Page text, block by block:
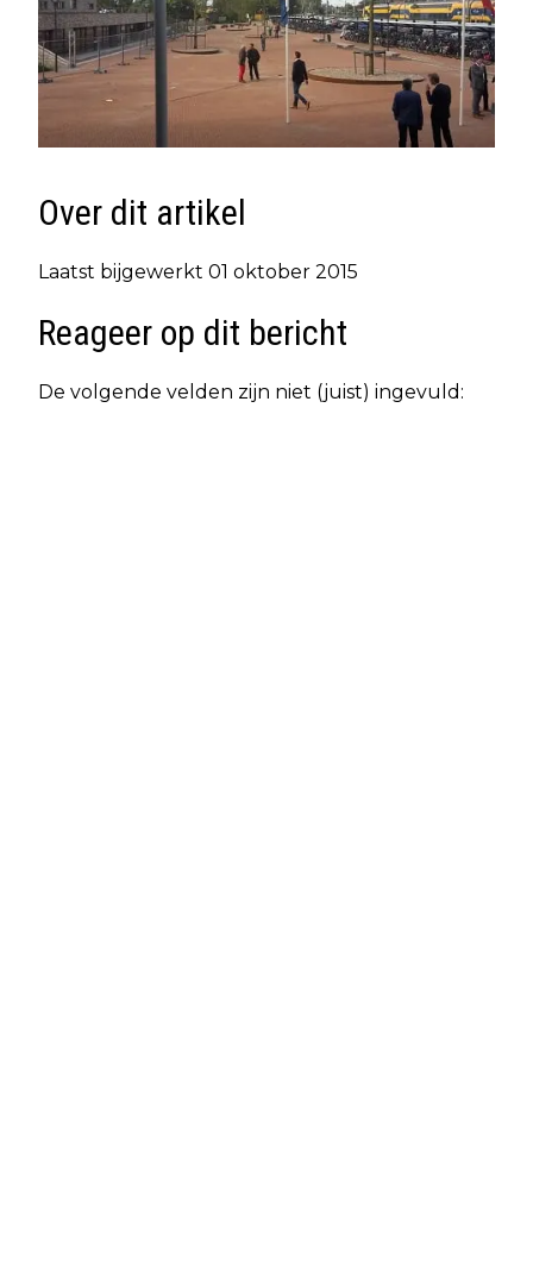
Over dit artikel
Laatst bijgewerkt 01 oktober 2015
Reageer op dit bericht
De volgende velden zijn niet (juist) ingevuld: